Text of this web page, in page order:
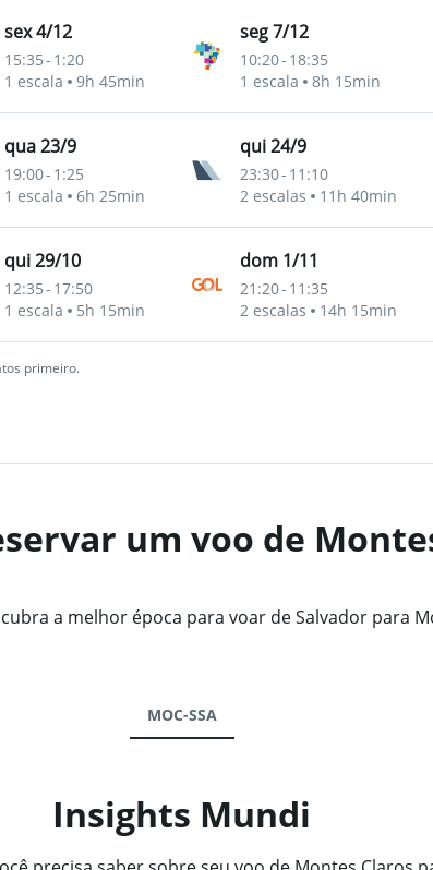
sex 4/12
15:35- 1:20
1 escala
9h 45min
seg 7/12
10:20- 18:35
1 escala
8h 15min
qua 23/9
19:00- 1:25
1 escala
6h 25min
qui 24/9
23:30- 11:10
2 escalas
11h 40min
qui 29/10
12:35- 17:50
1 escala
5h 15min
dom 1/11
21:20- 11:35
2 escalas
14h 15min
primeiro.
um voo de
a melhor época para voar de Salvador para
MOC-SSA
Insights Mundi